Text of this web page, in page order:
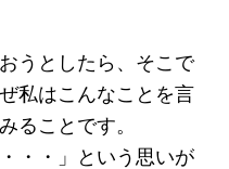
うとしたら、そこで
私はこんなことを言
ることです。
・・」という思いが